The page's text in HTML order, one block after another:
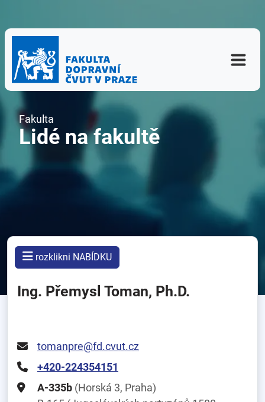
Fakulta
Lidé na fakultě
rozklikni NABÍDKU
Ing. Přemysl Toman, Ph.D.
tomanpre@fd.cvut.cz
+420-224354151
A-335b (Horská 3, Praha)